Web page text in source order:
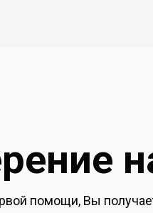
помощи, Вы